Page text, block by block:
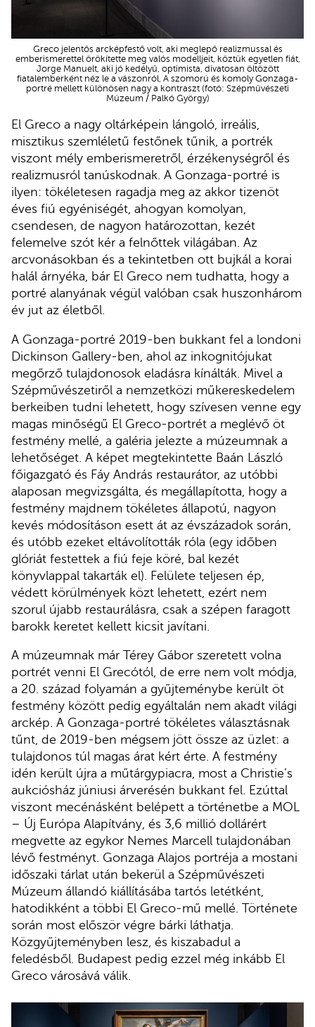
Greco jelentős arcképfestő volt, aki meglepő realizmussal és
emberismerettel örökítette meg valós modelljeit, köztük egyetlen fiát,
Jorge Manuelt, aki jó kedélyű, optimista, divatosan öltözött
fiatalemberként néz le a vászonról, A szomorú és komoly Gonzaga-
portré mellett különösen nagy a kontraszt (fotó: Szépművészeti
Múzeum / Palkó György)
El Greco a nagy oltárképein lángoló, irreális,
misztikus szemléletű festőnek tűnik, a portrék
viszont mély emberismeretről, érzékenységről és
realizmusról tanúskodnak. A Gonzaga-portré is
ilyen: tökéletesen ragadja meg az akkor tizenöt
éves fiú egyéniségét, ahogyan komolyan,
csendesen, de nagyon határozottan, kezét
felemelve szót kér a felnőttek világában. Az
arcvonásokban és a tekintetben ott bujkál a korai
halál árnyéka, bár El Greco nem tudhatta, hogy a
portré alanyának végül valóban csak huszonhárom
év jut az életből.
A Gonzaga-portré 2019-ben bukkant fel a londoni
Dickinson Gallery-ben, ahol az inkognitójukat
megőrző tulajdonosok eladásra kínálták. Mivel a
Szépművészetiről a nemzetközi műkereskedelem
berkeiben tudni lehetett, hogy szívesen venne egy
magas minőségű El Greco-portrét a meglévő öt
festmény mellé, a galéria jelezte a múzeumnak a
lehetőséget. A képet megtekintette Baán László
főigazgató és Fáy András restaurátor, az utóbbi
alaposan megvizsgálta, és megállapította, hogy a
festmény majdnem tökéletes állapotú, nagyon
kevés módosításon esett át az évszázadok során,
és utóbb ezeket eltávolították róla (egy időben
glóriát festettek a fiú feje köré, bal kezét
könyvlappal takarták el). Felülete teljesen ép,
védett körülmények közt lehetett, ezért nem
szorul újabb restaurálásra, csak a szépen faragott
barokk keretet kellett kicsit javítani.
A múzeumnak már Térey Gábor szeretett volna
portrét venni El Grecótól, de erre nem volt módja,
a 20. század folyamán a gyűjteménybe került öt
festmény között pedig egyáltalán nem akadt világi
arckép. A Gonzaga-portré tökéletes választásnak
tűnt, de 2019-ben mégsem jött össze az üzlet: a
tulajdonos túl magas árat kért érte. A festmény
idén került újra a műtárgypiacra, most a Christie’s
aukciósház júniusi árverésén bukkant fel. Ezúttal
viszont mecénásként belépett a történetbe a MOL
– Új Európa Alapítvány, és 3,6 millió dollárért
megvette az egykor Nemes Marcell tulajdonában
lévő festményt. Gonzaga Alajos portréja a mostani
időszaki tárlat után bekerül a Szépművészeti
Múzeum állandó kiállításába tartós letétként,
hatodikként a többi El Greco-mű mellé. Története
során most először végre bárki láthatja.
Közgyűjteményben lesz, és kiszabadul a
feledésből. Budapest pedig ezzel még inkább El
Greco városává válik.